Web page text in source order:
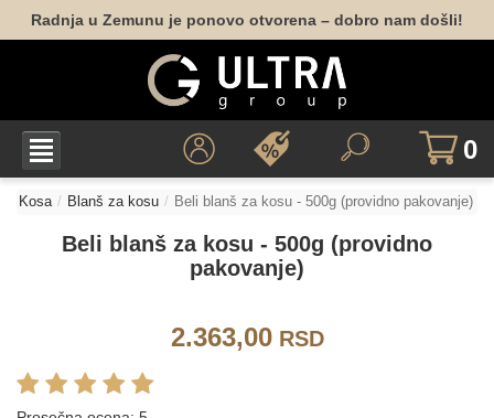
Radnja u Zemunu je ponovo otvorena – dobro nam došli!
0
Kosa Blanš za kosu Beli blanš za kosu - 500g (providno pakovanje)
Beli blanš za kosu - 500g (providno
pakovanje)
2.363,00RSD